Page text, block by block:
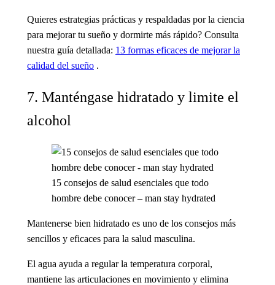
Quieres estrategias prácticas y respaldadas por la ciencia
para mejorar tu sueño y dormirte más rápido? Consulta
nuestra guía detallada: 13 formas eficaces de mejorar la
calidad del sueño .
7. Manténgase hidratado y limite el
alcohol
15 consejos de salud esenciales que todo
hombre debe conocer – man stay hydrated
Mantenerse bien hidratado es uno de los consejos más
sencillos y eficaces para la salud masculina.
El agua ayuda a regular la temperatura corporal,
mantiene las articulaciones en movimiento y elimina